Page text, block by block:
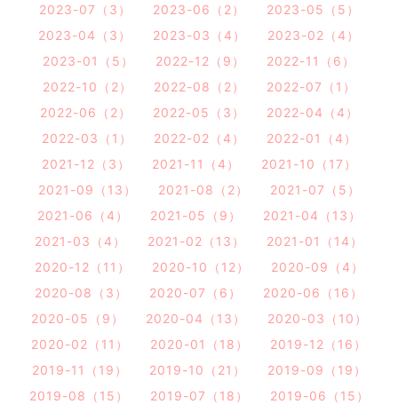
2023-07（3）
2023-06（2）
2023-05（5）
2023-04（3）
2023-03（4）
2023-02（4）
2023-01（5）
2022-12（9）
2022-11（6）
2022-10（2）
2022-08（2）
2022-07（1）
2022-06（2）
2022-05（3）
2022-04（4）
2022-03（1）
2022-02（4）
2022-01（4）
2021-12（3）
2021-11（4）
2021-10（17）
2021-09（13）
2021-08（2）
2021-07（5）
2021-06（4）
2021-05（9）
2021-04（13）
2021-03（4）
2021-02（13）
2021-01（14）
2020-12（11）
2020-10（12）
2020-09（4）
2020-08（3）
2020-07（6）
2020-06（16）
2020-05（9）
2020-04（13）
2020-03（10）
2020-02（11）
2020-01（18）
2019-12（16）
2019-11（19）
2019-10（21）
2019-09（19）
2019-08（15）
2019-07（18）
2019-06（15）